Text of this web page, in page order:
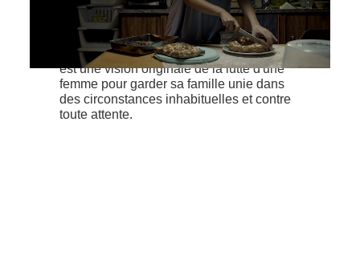
pandémie, une femme, seule avec son
fils, insiste pour avoir un semblant de
normalité en préparant un gâteau pour
marquer une occasion spéciale. Ce film
est une vision originale de la lutte d'une
femme pour garder sa famille unie dans
des circonstances inhabituelles et contre
toute attente.